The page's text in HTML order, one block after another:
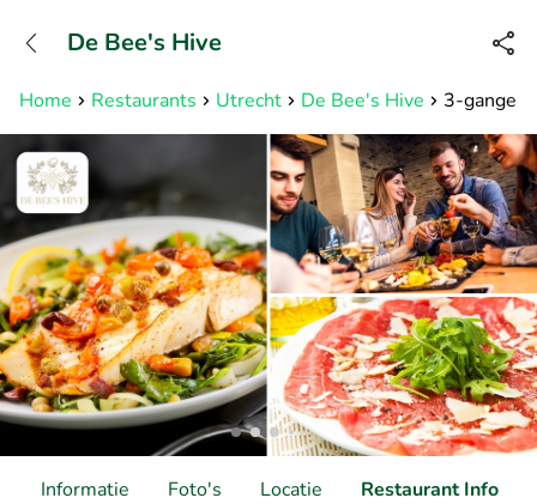
Bereikbaar tot 23:00 uur
Home Restaurants Utrecht De Bee's Hive 3-
De Bee's Hive
Informatie Foto's Locatie Restaurant Info